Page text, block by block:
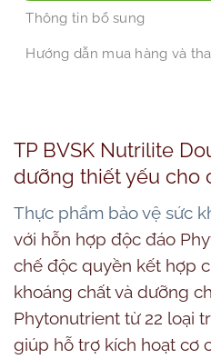
Thông tin bổ sung
Hướng dẫn mua hàng và
TP BVSK Nutrilite
dưỡng thiết yếu cho
Thực phẩm bảo vệ sức
với hỗn hợp độc đáo
chế độc quyền kết hợp
khoáng chất và dưỡng
Phytonutrient từ 22 loại
giúp hỗ trợ kích hoạt cơ